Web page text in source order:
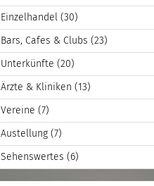
Einzelhandel (30)
Bars, Cafes & Clubs (23)
Unterkünfte (20)
Ärzte & Kliniken (13)
Vereine (7)
Austellung (7)
Sehenswertes (6)